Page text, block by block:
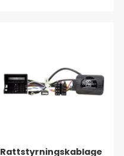
Rattstyrningskablage